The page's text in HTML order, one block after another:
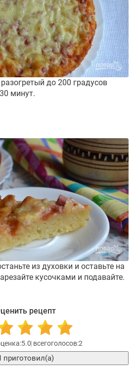
до 200 градусов
минут.
из духовки и оставьте на
кусочками и подавайте.
рецепт
5.0 2
Я приготовил(а)